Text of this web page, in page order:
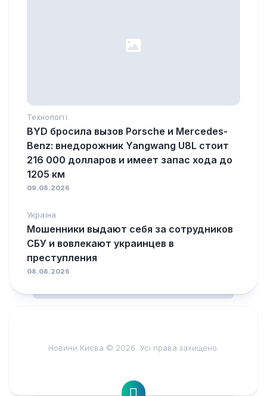
Технології
BYD бросила вызов Porsche и Mercedes-
Benz: внедорожник Yangwang U8L стоит
216 000 долларов и имеет запас хода до
1205 км
09.08.2026
Україна
Мошенники выдают себя за сотрудников
СБУ и вовлекают украинцев в
преступления
08.08.2026
Новини Києва © 2026. Усі права захищено.